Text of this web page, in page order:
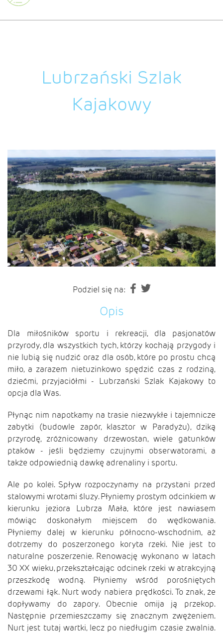
Lubrzański Szlak
Kajakowy
Podziel się na:
Opis
Dla miłośników sportu i rekreacji, dla pasjonatów
przyrody, dla wszystkich tych, którzy kochają przygody i
nie lubią się nudzić oraz dla osób, które po prostu chcą
miło, a zarazem nietuzinkowo spędzić czas z rodziną,
dziećmi, przyjaciółmi - Lubrzański Szlak Kajakowy to
opcja dla Was.
Płynąc nim napotkamy na trasie niezwykłe i tajemnicze
zabytki (budowle zapór, klasztor w Paradyżu), dziką
przyrodę, zróżnicowany drzewostan, wiele gatunków
ptaków - jeśli będziemy czujnymi obserwatorami, a
także odpowiednią dawkę adrenaliny i sportu.
Ale po kolei. Spływ rozpoczynamy na przystani przed
stalowymi wrotami śluzy. Płyniemy prostym odcinkiem w
kierunku jeziora Lubrza Mała, które jest nawiasem
mówiąc doskonałym miejscem do wędkowania.
Płyniemy dalej w kierunku północno-wschodnim, aż
dotrzemy do poszerzonego koryta rzeki. Nie jest to
naturalne poszerzenie. Renowację wykonano w latach
30 XX wieku, przekształcając odcinek rzeki w atrakcyjną
przeszkodę wodną. Płyniemy wśród porośniętych
drzewami łąk. Nurt wody nabiera prędkości. To znak, że
dopływamy do zapory. Obecnie omija ją przekop.
Następnie przemieszczamy się znacznym zwężeniem.
Nurt jest tutaj wartki, lecz po niedługim czasie zwalnia.